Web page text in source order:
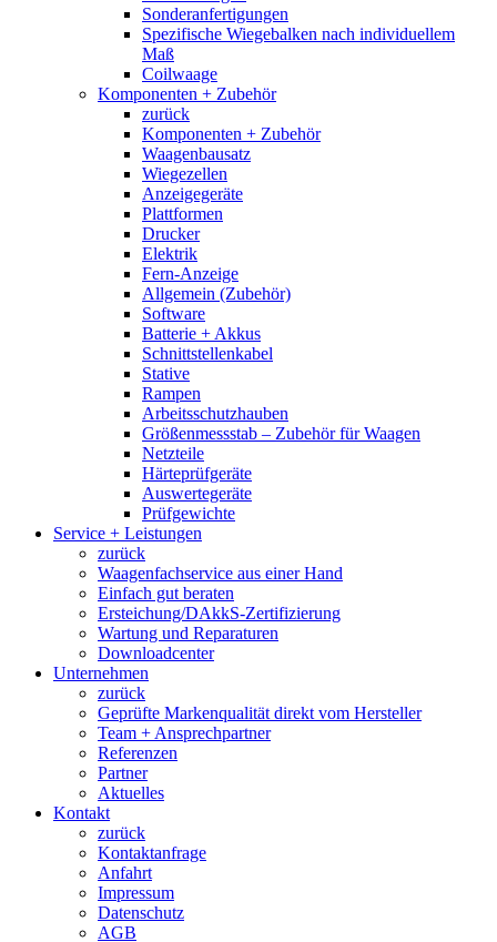
Sonderanfertigungen
Spezifische Wiegebalken nach individuellem
Maß
Coilwaage
Komponenten + Zubehör
zurück
Komponenten + Zubehör
Waagenbausatz
Wiegezellen
Anzeigegeräte
Plattformen
Drucker
Elektrik
Fern-Anzeige
Allgemein (Zubehör)
Software
Batterie + Akkus
Schnittstellenkabel
Stative
Rampen
Arbeitsschutzhauben
Größenmessstab – Zubehör für Waagen
Netzteile
Härteprüfgeräte
Auswertegeräte
Prüfgewichte
Service + Leistungen
zurück
Waagenfachservice aus einer Hand
Einfach gut beraten
Ersteichung/DAkkS-Zertifizierung
Wartung und Reparaturen
Downloadcenter
Unternehmen
zurück
Geprüfte Markenqualität direkt vom Hersteller
Team + Ansprechpartner
Referenzen
Partner
Aktuelles
Kontakt
zurück
Kontaktanfrage
Anfahrt
Impressum
Datenschutz
AGB